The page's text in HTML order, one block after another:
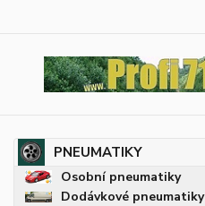
PNEUMATIKY
Osobní pneumatiky
Dodávkové pneumatiky